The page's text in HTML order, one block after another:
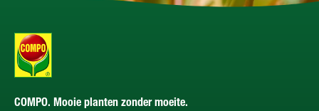
COMPO. Mooie planten zonder moeite.